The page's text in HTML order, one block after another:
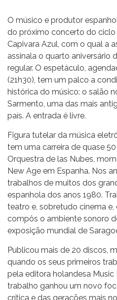
O músico e produtor
do próximo concerto do ciclo
Capivara Azul, com o qual a
assinala o quarto aniversário
regular. O espetáculo,
(21h30), tem um palco a
histórica do músico: o salão
Sarmento, uma das mais
país. A entrada é livre.
Figura tutelar da música
tem uma carreira de quase
Orquestra de las Nubes,
New Age em Espanha. Nos
trabalhos de muitos dos
espanhola dos anos 1980.
teatro e, sobretudo cinema e,
compôs o ambiente sonoro
exposição mundial de
Publicou mais de 20 discos,
quando os seus primeiros
pela editora holandesa
trabalho ganhou um novo
crítica e das gerações mais